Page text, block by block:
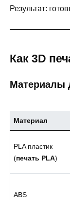
Результат:
Как 3D
Материалы
Материал
PLA пластик
(печать PLA)
ABS